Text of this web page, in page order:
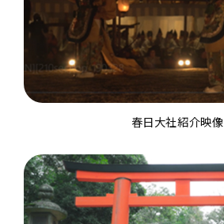
春日大社紹介映像